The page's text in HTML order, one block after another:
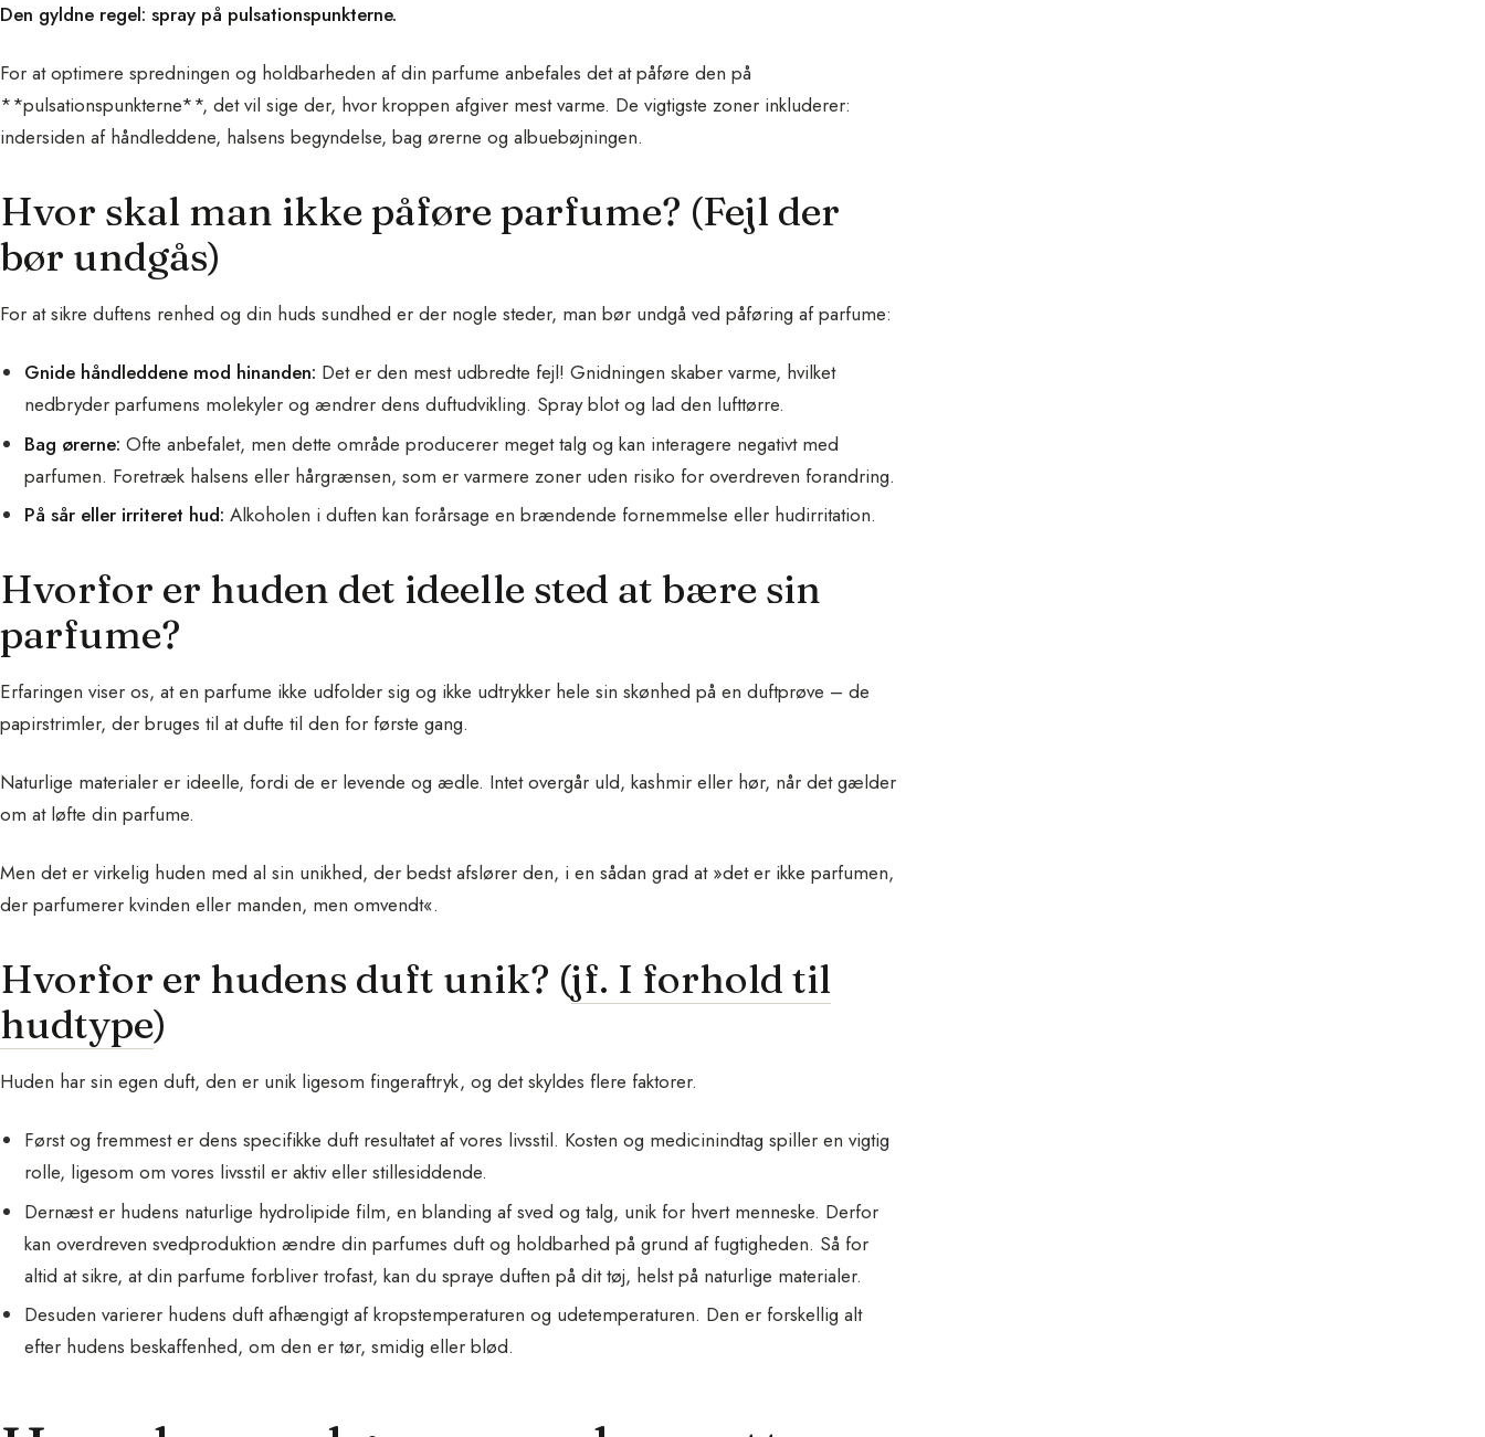
Den gyldne regel: spray på pulsationspunkterne.
For at optimere spredningen og holdbarheden af din parfume anbefales det at påføre den på
**pulsationspunkterne**, det vil sige der, hvor kroppen afgiver mest varme. De vigtigste zoner inkluderer:
indersiden af håndleddene, halsens begyndelse, bag ørerne og albuebøjningen.
Hvor skal man ikke påføre parfume? (Fejl der
bør undgås)
For at sikre duftens renhed og din huds sundhed er der nogle steder, man bør undgå ved påføring af parfume:
Gnide håndleddene mod hinanden: Det er den mest udbredte fejl! Gnidningen skaber varme, hvilket
nedbryder parfumens molekyler og ændrer dens duftudvikling. Spray blot og lad den lufttørre.
Bag ørerne: Ofte anbefalet, men dette område producerer meget talg og kan interagere negativt med
parfumen. Foretræk halsens eller hårgrænsen, som er varmere zoner uden risiko for overdreven forandring.
På sår eller irriteret hud: Alkoholen i duften kan forårsage en brændende fornemmelse eller hudirritation.
Hvorfor er huden det ideelle sted at bære sin
parfume?
Erfaringen viser os, at en parfume ikke udfolder sig og ikke udtrykker hele sin skønhed på en duftprøve – de
papirstrimler, der bruges til at dufte til den for første gang.
Naturlige materialer er ideelle, fordi de er levende og ædle. Intet overgår uld, kashmir eller hør, når det gælder
om at løfte din parfume.
Men det er virkelig huden med al sin unikhed, der bedst afslører den, i en sådan grad at »det er ikke parfumen,
der parfumerer kvinden eller manden, men omvendt«.
Hvorfor er hudens duft unik? (jf. I forhold til
hudtype)
Huden har sin egen duft, den er unik ligesom fingeraftryk, og det skyldes flere faktorer.
Først og fremmest er dens specifikke duft resultatet af vores livsstil. Kosten og medicinindtag spiller en vigtig
rolle, ligesom om vores livsstil er aktiv eller stillesiddende.
Dernæst er hudens naturlige hydrolipide film, en blanding af sved og talg, unik for hvert menneske. Derfor
kan overdreven svedproduktion ændre din parfumes duft og holdbarhed på grund af fugtigheden. Så for
altid at sikre, at din parfume forbliver trofast, kan du spraye duften på dit tøj, helst på naturlige materialer.
Desuden varierer hudens duft afhængigt af kropstemperaturen og udetemperaturen. Den er forskellig alt
efter hudens beskaffenhed, om den er tør, smidig eller blød.